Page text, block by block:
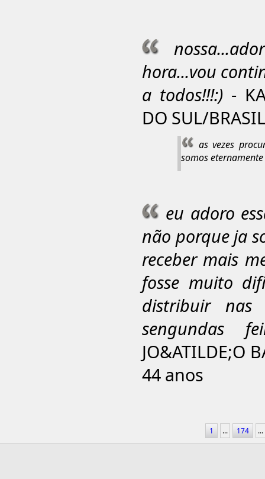
hora...vou
a todos!!!:) -
DO SUL/
as vezes
somos
eu adoro
não porque ja
receber mais
fosse muito
distribuir nas
sengundas
JO&ATILDE;O
44 anos
1 ... 174 ...